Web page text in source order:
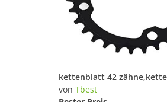
von Tbest